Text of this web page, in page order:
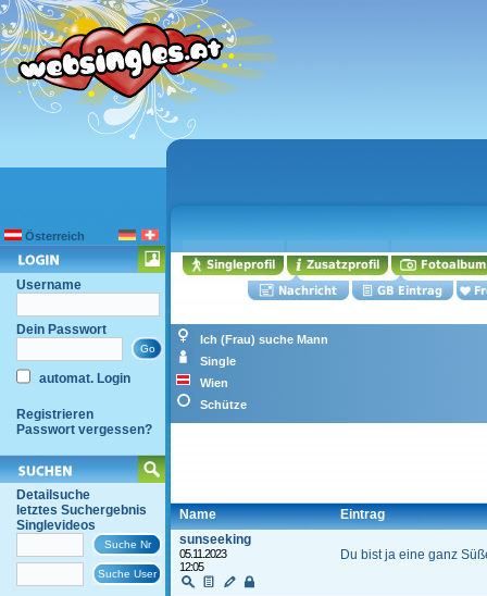
Österreich
Username
Dein Passwort
automat. Login
Registrieren
Passwort vergessen?
Detailsuche
letztes Suchergebnis
Singlevideos
Ich (Frau) suche Mann
Single
Wien
Schütze
Name
Eintrag
sunseeking
05.11.2023
12:05
Du bist ja eine ganz